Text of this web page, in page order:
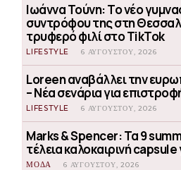
Ιωάννα Τούνη: Το νέο
συντρόφου της στη
τρυφερό φιλί στο TikTok
LIFESTYLE 6 ΑΥΓΟΎΣΤΟΥ, 2026
Loreen αναβάλλει την
– Νέα σενάρια για
LIFESTYLE 6 ΑΥΓΟΎΣΤΟΥ, 2026
Marks & Spencer: Τα 9
τέλεια καλοκαιρινή
ΜΟΔΑ 6 ΑΥΓΟΎΣΤΟΥ, 2026